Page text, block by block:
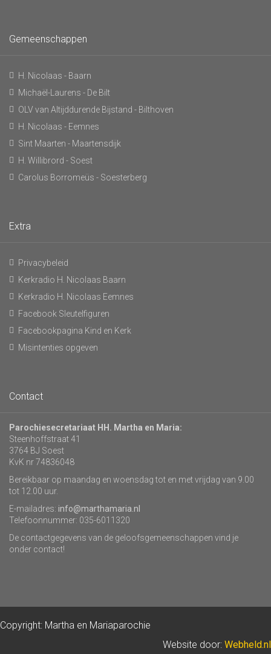
Gemeenschappen
H. Nicolaas - Baarn
Michaël-Laurens - De Bilt
OLV van Altijddurende Bijstand - Bilthoven
H. Nicolaas - Eemnes
Sint Maarten - Maartensdijk
H. Willibrord - Soest
Carolus Borromeüs - Soesterberg
Extra
Privacybeleid
Kerkradio H. Nicolaas Baarn
Kerkradio H. Nicolaas Eemnes
Facebook Sleutelfiguren
Facebookpagina Kind en Kerk
Misintenties opgeven
Contact
Parochiesecretariaat HH. Martha en Maria:
Steenhoffstraat 41
3764 BJ Soest
KvK nr 74836048
Bereikbaar op maandag en woensdag tot en met vrijdag van 9.00
tot 12.00 uur.
E-mailadres: info@marthamaria.nl
Telefoonnummer: 035-6011320
De contactgegevens van de geloofsgemeenschappen vind je
onder contact!
Copyright: Martha en Mariaparochie
Website door: Webheld.nl